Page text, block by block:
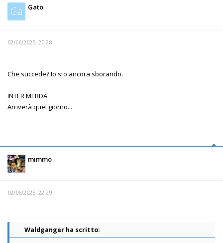
Ga Gato
02/06/2025, 20:28
Che succede? Io sto ancora sborando.
INTER MERDA
Arriverà quel giorno...
mimmo
02/06/2025, 22:29
Waldganger ha scritto: